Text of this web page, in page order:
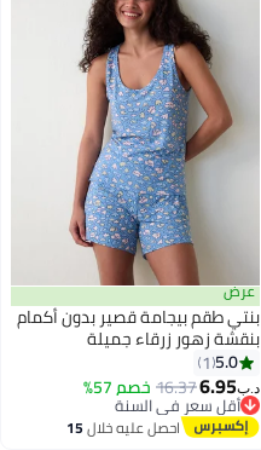
عرض
بنتي طقم بيجامة قصير بدون أكمام
بنقشة زهور زرقاء جميلة
5.0
1
د.ب‏6.95
16.37خصم 57%
أقل سعر في السنة
أقل سعر في السنة
احصل عليه خلال15